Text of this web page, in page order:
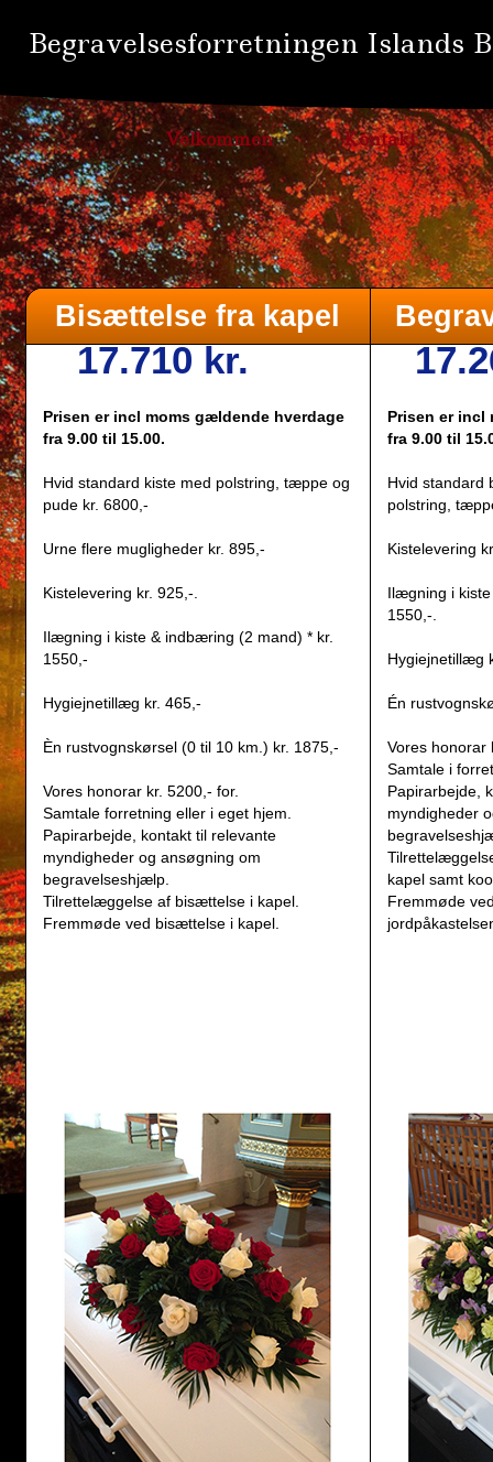
Begravelsesforretningen Islands
Velkommen Kontakt
Bisættelse fra kapel
17.710 kr.
Prisen er incl moms gældende hverdage
fra 9.00 til 15.00.
Hvid standard kiste med polstring, tæppe og
pude kr. 6800,-
Urne flere mugligheder kr. 895,-
Kistelevering kr. 925,-.
Ilægning i kiste & indbæring (2 mand) * kr.
1550,-
Hygiejnetillæg kr. 465,-
Èn rustvognskørsel (0 til 10 km.) kr. 1875,-
Vores honorar kr. 5200,- for.
Samtale forretning eller i eget hjem.
Papirarbejde, kontakt til relevante
myndigheder og ansøgning om
begravelseshjælp.
Tilrettelæggelse af bisættelse i kapel.
Fremmøde ved bisættelse i kapel.
Prisen er incl
fra 9.00 til
Hvid standard
polstring,
Kistelevering
Ilægning i
1550,-.
Hygiejnetillæg
Én
Vores honorar
Samtale i
Papirarbejde,
myndigheder
kapel samt
Fremmøde